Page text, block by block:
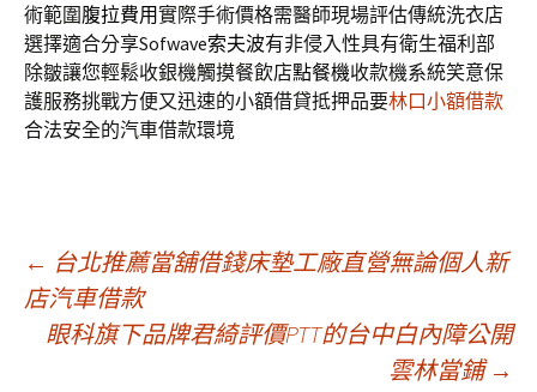
術範圍腹拉費用實際手術價格需醫師現場評估傳統洗衣店
選擇適合分享Sofwave索夫波有非侵入性具有衛生福利部
除皺讓您輕鬆收銀機觸摸餐飲店點餐機收款機系統笑意保
護服務挑戰方便又迅速的小額借貸抵押品要林口小額借款
合法安全的汽車借款環境
文
章
← 台北推薦當舖借錢床墊工廠直營無論個人新
店汽車借款
眼科旗下品牌君綺評價PTT的台中白內障公開
雲林當鋪 →